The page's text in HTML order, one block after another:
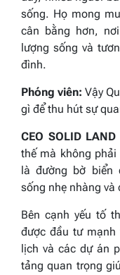
sống. Họ mong
cân bằng hơn,
lượng sống và
đình.
Phóng viên: Vậy
gì để thu hút sự
CEO SOLID LAND
thế mà không
là đường bờ biển
sống nhẹ nhàng và
Bên cạnh yếu tố
được đầu tư mạnh
lịch và các dự án
tảng quan trọng